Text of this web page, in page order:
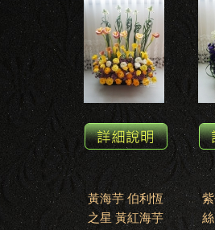
黃海芋 伯利恆
之星 黃紅海芋